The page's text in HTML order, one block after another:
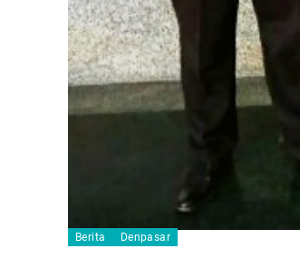
Berita Denpasar